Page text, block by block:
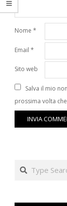
Nome *
Email *
Sito web
Salva il mio
prossima volta
Search